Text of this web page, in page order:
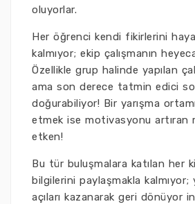
oluyorlar.
Her öğrenci kendi fikirlerini
kalmıyor; ekip çalışmanın
Özellikle grup halinde yapılan
ama son derece tatmin edici
doğurabiliyor! Bir yarışma
etmek ise motivasyonu artıran
etken!
Bu tür buluşmalara katılan her
bilgilerini paylaşmakla kalmıyor;
açıları kazanarak geri dönüyor